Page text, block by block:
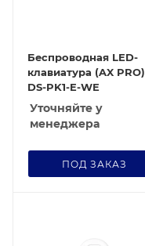
Беспроводная LED-
клавиатура (AX PRO)
DS-PK1-E-WE
Уточняйте у
менеджера
ПОД ЗАКАЗ